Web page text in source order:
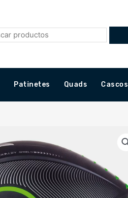
Patinetes Quads Cascos